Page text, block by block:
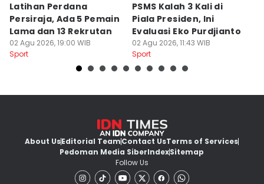
Latihan Perdana
Persiraja, Ada 5 Pemain
Lama dan 13 Rekrutan
02 Agu 2026, 19:00 WIB
Sport
PSMS Kalah 3 Kali di
Piala Presiden, Ini
Evaluasi Eko Purdjianto
02 Agu 2026, 11:43 WIB
Sport
About UsEditorial TeamContact UsTerms of Services
Pedoman Media SiberIndexSitemap
Follow Us